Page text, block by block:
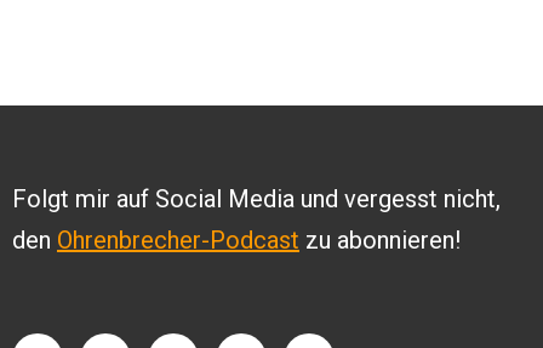
Folgt mir auf Social Media und vergesst nicht,
den Ohrenbrecher-Podcast zu abonnieren!